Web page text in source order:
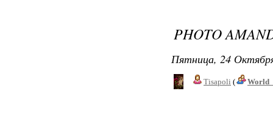
PHOTO
Пятница, 24
Tisapoli (